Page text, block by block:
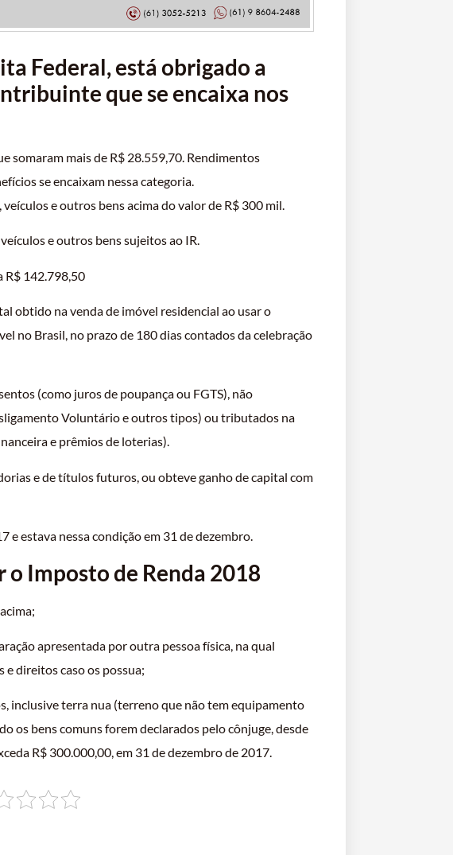
Federal, está obrigado a
que se encaixa nos
somaram mais de R$ 28.559,70. Rendimentos
se encaixam nessa categoria.
e outros bens acima do valor de R$ 300 mil.
e outros bens sujeitos ao IR.
R$ 142.798,50
obtido na venda de imóvel residencial ao usar o
no Brasil, no prazo de 180 dias contados da celebração
(como juros de poupança ou FGTS), não
Voluntário e outros tipos) ou tributados na
e prêmios de loterias).
e de títulos futuros, ou obteve ganho de capital com
e estava nessa condição em 31 de dezembro.
Imposto de Renda 2018
apresentada por outra pessoa física, na qual
direitos caso os possua;
inclusive terra nua (terreno que não tem equipamento
os bens comuns forem declarados pelo cônjuge, desde
R$ 300.000,00, em 31 de dezembro de 2017.